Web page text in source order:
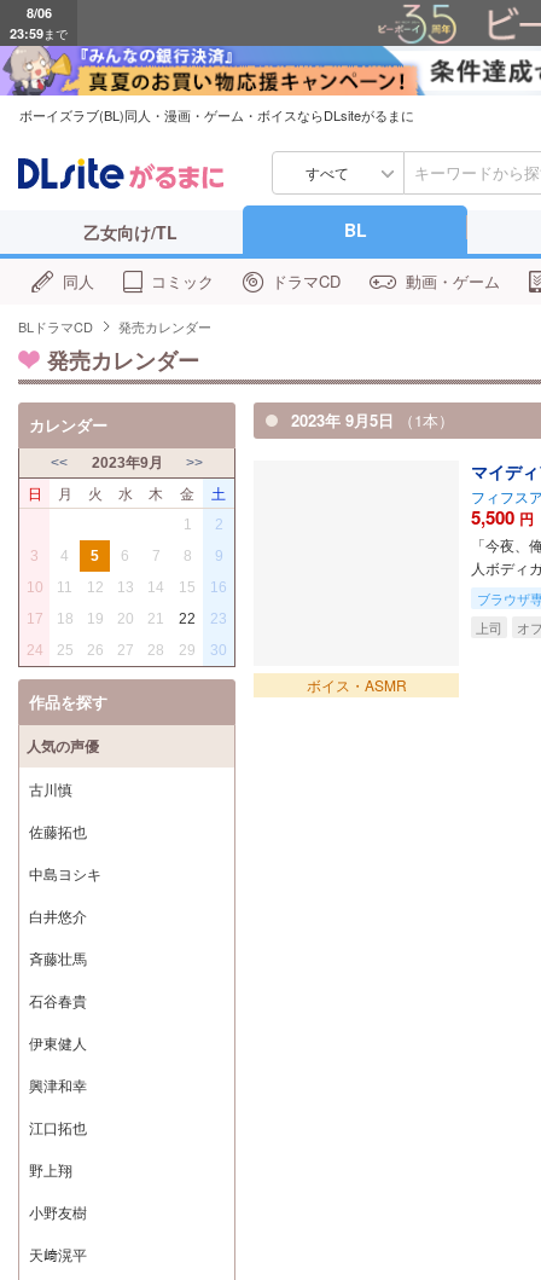
まで
ボーイズラブ(BL)同人・漫画・ゲーム・ボイスならDLsiteがるまに
すべて
乙女向け/TL BL
同人 コミック ドラマCD 動画・ゲーム
BLドラマCD 発売カレンダー
発売カレンダー
2023年 9月5日 （1本）
ボイス・ASMR
マイデ
フィフス
5,500 円
「今夜
人ボディ
ブラウザ
上司
オ
カレンダー
<< 2023年9月 >>
日 月 火 水 木 金 土
1
2
3
4 5 6 7 8
9
10
11 12 13 14 15
16
17
18 19 20 21 22
23
24
25 26 27 28 29 30
作品を探す
人気の声優
古川慎
佐藤拓也
中島ヨシキ
白井悠介
斉藤壮馬
石谷春貴
伊東健人
興津和幸
江口拓也
野上翔
小野友樹
天﨑滉平